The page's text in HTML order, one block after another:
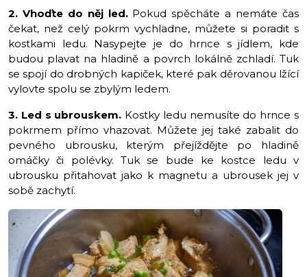
2. Vhoďte do něj led. Pokud spěcháte a nemáte čas
čekat, než celý pokrm vychladne, můžete si poradit s
kostkami ledu. Nasypejte je do hrnce s jídlem, kde
budou plavat na hladině a povrch lokálně zchladí. Tuk
se spojí do drobných kapiček, které pak děrovanou lžící
vylovte spolu se zbylým ledem.
3. Led s ubrouskem. Kostky ledu nemusíte do hrnce s
pokrmem přímo vhazovat. Můžete jej také zabalit do
pevného ubrousku, kterým přejíždějte po hladině
omáčky či polévky. Tuk se bude ke kostce ledu v
ubrousku přitahovat jako k magnetu a ubrousek jej v
sobě zachytí.